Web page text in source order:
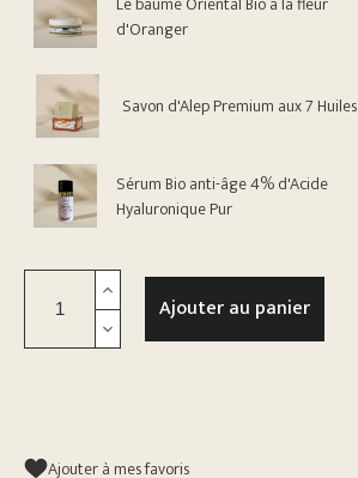
d'Oranger
Savon d'Alep Premium aux 7 Huiles
Sérum Bio anti-âge 4% d'Acide
Hyaluronique Pur
Ajouter au panier
Ajouter à mes favoris